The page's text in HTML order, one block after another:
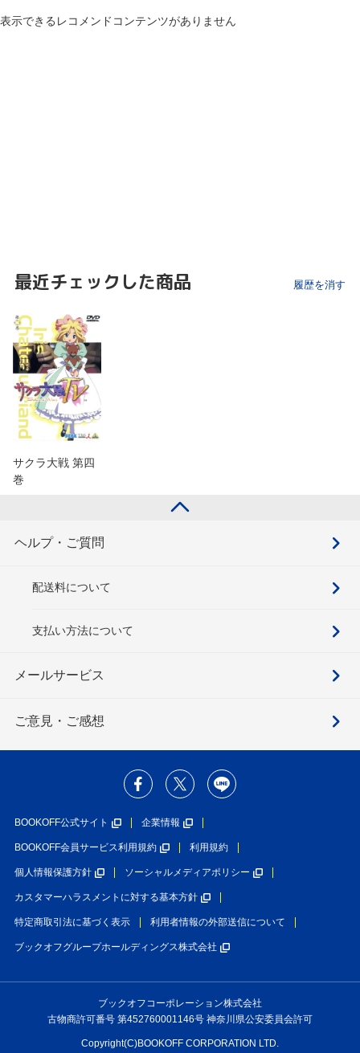
表示できるレコメンドコンテンツがありません
最近チェックした商品 履歴を消す
サクラ大戦 第四
巻
ヘルプ・ご質問
配送料について
支払い方法について
メールサービス
ご意見・ご感想
BOOKOFF公式サイト 企業情報
BOOKOFF会員サービス利用規約 利用規約
個人情報保護方針 ソーシャルメディアポリシー
カスタマーハラスメントに対する基本方針
特定商取引法に基づく表示 利用者情報の外部送信について
ブックオフグループホールディングス株式会社
ブックオフコーポレーション株式会社
古物商許可番号 第452760001146号 神奈川県公安委員会許可
Copyright(C)BOOKOFF CORPORATION LTD.